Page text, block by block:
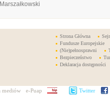
Strona Główna
Fundusze Europejskie
(Nie)pełnosprawni
Bezpieczeństwo
Deklaracja dostępności
mediów e-Puap BIP Twitter